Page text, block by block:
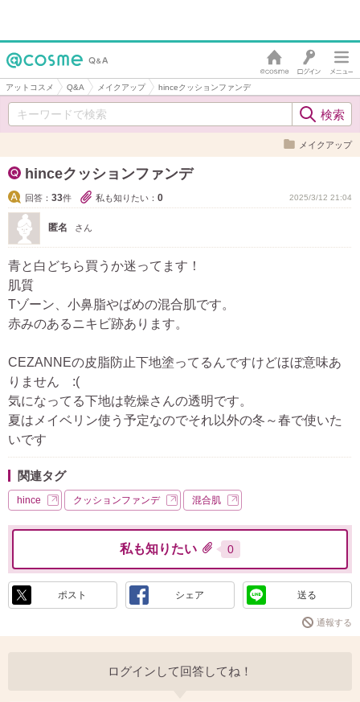
アットコスメ Q&A メイクアップ hinceクッションファンデ
メイクアップ
hinceクッションファンデ
回答： 33件 私も知りたい： 0 2025/3/12 21:04
匿名 さん
青と白どちら買うか迷ってます！
肌質
Tゾーン、小鼻脂やばめの混合肌です。
赤みのあるニキビ跡あります。
CEZANNEの皮脂防止下地塗ってるんですけどほぼ意味あ
りません :(
気になってる下地は乾燥さんの透明です。
夏はメイベリン使う予定なのでそれ以外の冬～春で使いた
いです
関連タグ
hince クッションファンデ 混合肌
私も知りたい 0
ポスト シェア 送る
通報する
ログインして回答してね！